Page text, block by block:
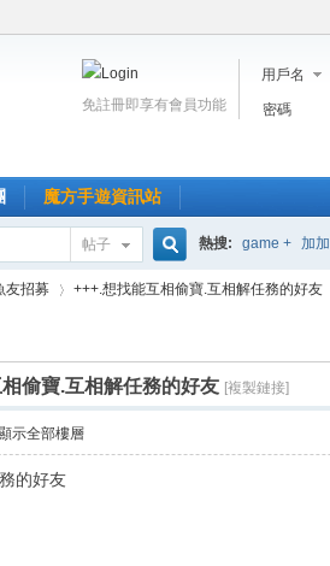
用戶名
密碼
免註冊即享有會員功能
魔方手遊資訊站
帖子
搜
索
熱搜: game + 加加
友招募
›
+++.想找能互相偷寶.互相解任務的好友
偷寶.互相解任務的好友 [複製鏈接]
示全部樓層
的好友